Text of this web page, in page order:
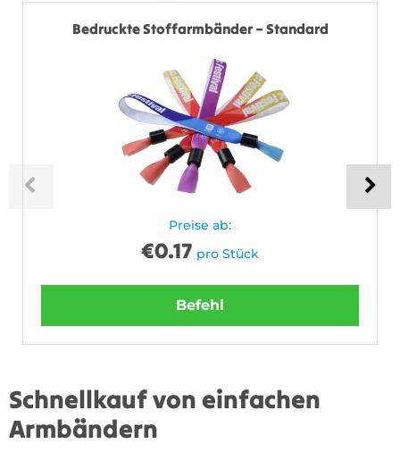
Bedruckte Stoffarmbänder – Standard
Preise ab:
€0.17 pro Stück
Befehl
Schnellkauf von einfachen
Armbändern